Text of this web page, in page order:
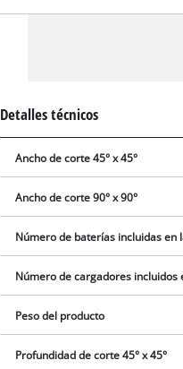
Detalles técnicos
Ancho de corte 45° x 45°
Ancho de corte 90° x 90°
Número de baterías incluidas en
Número de cargadores incluidos
Peso del producto
Profundidad de corte 45° x 45°